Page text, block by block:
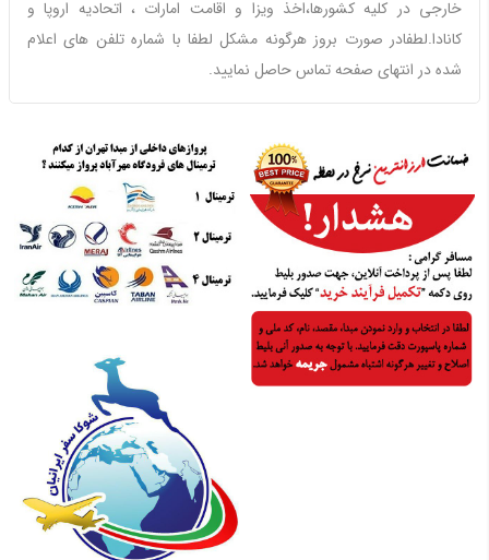
خارجی در کلیه کشورها،اخذ ویزا و اقامت امارات ، اتحادیه اروپا و
کانادا.لطفادر صورت بروز هرگونه مشکل لطفا با شماره تلفن های اعلام
شده در انتهای صفحه تماس حاصل نمایید.